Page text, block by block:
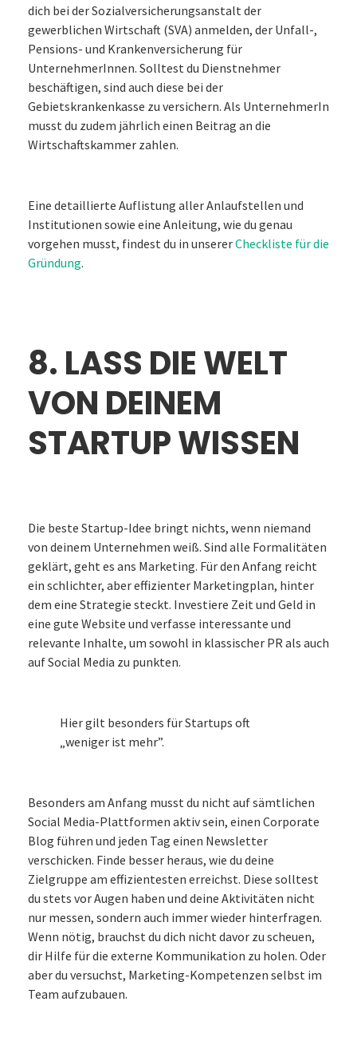
dich bei der Sozialversicherungsanstalt der
gewerblichen Wirtschaft (SVA) anmelden, der Unfall-,
Pensions- und Krankenversicherung für
UnternehmerInnen. Solltest du Dienstnehmer
beschäftigen, sind auch diese bei der
Gebietskrankenkasse zu versichern. Als UnternehmerIn
musst du zudem jährlich einen Beitrag an die
Wirtschaftskammer zahlen.
Eine detaillierte Auflistung aller Anlaufstellen und
Institutionen sowie eine Anleitung, wie du genau
vorgehen musst, findest du in unsererCheckliste für die
Gründung.
8. LASS DIE WELT
VON DEINEM
STARTUP WISSEN
Die beste Startup-Idee bringt nichts, wenn niemand
von deinem Unternehmen weiß. Sind alle Formalitäten
geklärt, geht es ans Marketing. Für den Anfang reicht
ein schlichter, aber effizienter Marketingplan, hinter
dem eine Strategie steckt. Investiere Zeit und Geld in
eine gute Website und verfasse interessante und
relevante Inhalte, um sowohl in klassischer PR als auch
auf Social Media zu punkten.
Hier gilt besonders für Startups oft
„weniger ist mehr”.
Besonders am Anfang musst du nicht auf sämtlichen
Social Media-Plattformen aktiv sein, einen Corporate
Blog führen und jeden Tag einen Newsletter
verschicken. Finde besser heraus, wie du deine
Zielgruppe am effizientesten erreichst. Diese solltest
du stets vor Augen haben und deine Aktivitäten nicht
nur messen, sondern auch immer wieder hinterfragen.
Wenn nötig, brauchst du dich nicht davor zu scheuen,
dir Hilfe für die externe Kommunikation zu holen. Oder
aber du versuchst, Marketing-Kompetenzen selbst im
Team aufzubauen.